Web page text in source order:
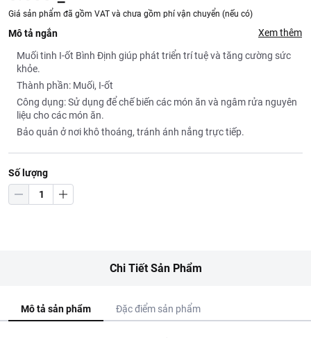
Giá sản phẩm đã gồm VAT và chưa gồm phí vận chuyển (nếu có)
Mô tả ngắn Xem thêm
Muối tinh I-ốt Bình Định giúp phát triển trí tuệ và tăng cường sức
khỏe.
Thành phần: Muối, I-ốt
Công dụng: Sử dụng để chế biến các món ăn và ngâm rửa nguyên
liệu cho các món ăn.
Bảo quản ở nơi khô thoáng, tránh ánh nắng trực tiếp.
Số lượng
Chi Tiết Sản Phẩm
Mô tả sản phẩm Đặc điểm sản phẩm